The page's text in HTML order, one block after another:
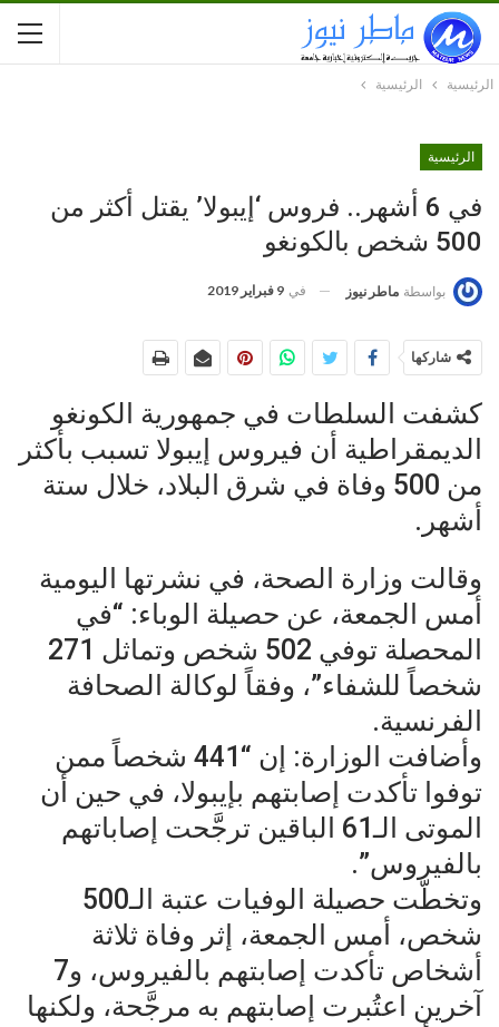
الرئيسية الرئيسية
الرئيسية
في 6 أشهر.. فروس ‘إيبولا’ يقتل أكثر من
500 شخص بالكونغو
بواسطة ماطر نيوز في 9 فبراير 2019
شاركها
كشفت السلطات في جمهورية الكونغو
الديمقراطية أن فيروس إيبولا تسبب بأكثر
من 500 وفاة في شرق البلاد، خلال ستة
أشهر.
وقالت وزارة الصحة، في نشرتها اليومية
أمس الجمعة، عن حصيلة الوباء: “في
المحصلة توفي 502 شخص وتماثل 271
شخصاً للشفاء”، وفقاً لوكالة الصحافة
الفرنسية.
وأضافت الوزارة: إن “441 شخصاً ممن
توفوا تأكدت إصابتهم بإيبولا، في حين أن
الموتى الـ61 الباقين ترجَّحت إصاباتهم
بالفيروس”.
وتخطّت حصيلة الوفيات عتبة الـ500
شخص، أمس الجمعة، إثر وفاة ثلاثة
أشخاص تأكدت إصابتهم بالفيروس، و7
آخرين اعتُبرت إصابتهم به مرجَّحة، ولكنها